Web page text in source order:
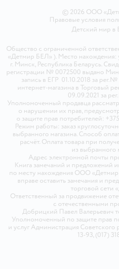
© 2026 ООО
Правовые условия
Детский мир в
Общество с ограниченной
«Детмир БЕЛ» ). Место нахождения:
г. Минск, Республика Беларусь.
регистрации № 0072500 выдано
запись в ЕГР 01.10.2018 за
интернет-магазина в Торговый
09.09.2021 за
Уполномоченный продавца
о нарушении их прав,
о защите прав потребителей:
Режим работы: заказ
выбранного магазина. Способ
расчёт. Оплата товара при
из выбранного
Адрес электронной почты
Книга замечаний и предложений
по месту нахождения ООО
вправе оставить замечания и
торговой сети
Ответственный за продвижение
с отечественными
Добрицкий Павел Валерьевич
Уполномоченный по защите прав
и услуг Администрация Советского
13-93, (017)